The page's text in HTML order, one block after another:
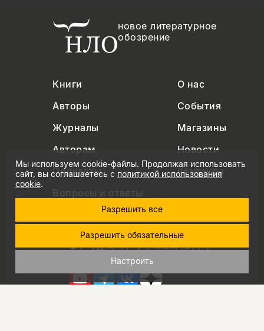
новое литературное
обозрение
Книги
О нас
Авторы
События
Журналы
Магазины
Авторам
Новости
Подкасты
Контакты
Вопросы и ответы
+7 (495) 229-91-03
info@nlobooks.ru
Мы используем cookie-файлы. Продолжая использовать
сайт, вы соглашаетесь с политикой использования
cookie.
Разрешить все
Разрешить обязательные
Настроить